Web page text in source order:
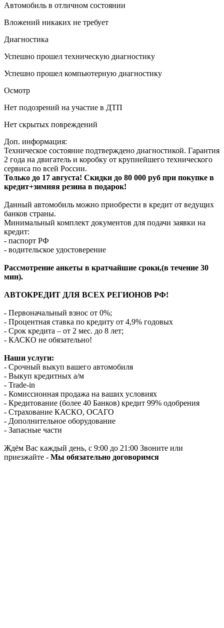
Автомобиль в отличном состоянии
Вложений никаких не требует
Диагностика
Успешно прошел техническую диагностику
Успешно прошел компьютерную диагностику
Осмотр
Нет подозрений на участие в ДТП
Нет скрытых повреждений
Доп. информация:
Техническое состояние подтверждено диагностикой. Гарантия
2 года на двигатель и коробку от крупнейшего технического
сервиса по всей России.
Только до 17 августа! Скидки до 80 000 руб при покупке в
кредит+зимняя резина в подарок!
Данный автомобиль можно приобрести в кредит от ведущих
банков страны.
Минимальный комплект документов для подачи заявки на
кредит:
- паспорт РФ
- водительское удостоверение
Рассмотрение анкеты в кратчайшие сроки,(в течение 30
мин).
АВТОКРЕДИТ ДЛЯ ВСЕХ РЕГИОНОВ РФ!
- Первоначальный взнос от 0%;
- Процентная ставка по кредиту от 4,9% годовых
- Срок кредита – от 2 мес. до 8 лет;
- КАСКО не обязательно!
Наши услуги:
- Срочный выкуп вашего автомобиля
- Выкуп кредитных а/м
- Trade-in
- Комиссионная продажа на ваших условиях
- Кредитование (более 40 Банков) кредит 99% одобрения
- Страхование КАСКО, ОСАГО
- Дополнительное оборудование
- Запасные части
Ждём Вас каждый день, с 9:00 до 21:00 Звоните или
приезжайте - Мы обязательно договоримся